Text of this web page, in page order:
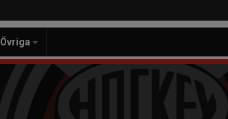
Övriga